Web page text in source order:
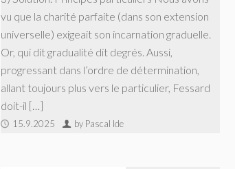
vu que la charité parfaite (dans son extension
universelle) exigeait son incarnation graduelle.
Or, qui dit gradualité dit degrés. Aussi,
progressant dans l’ordre de détermination,
allant toujours plus vers le particulier, Fessard
doit-il […]
15.9.2025 by Pascal Ide